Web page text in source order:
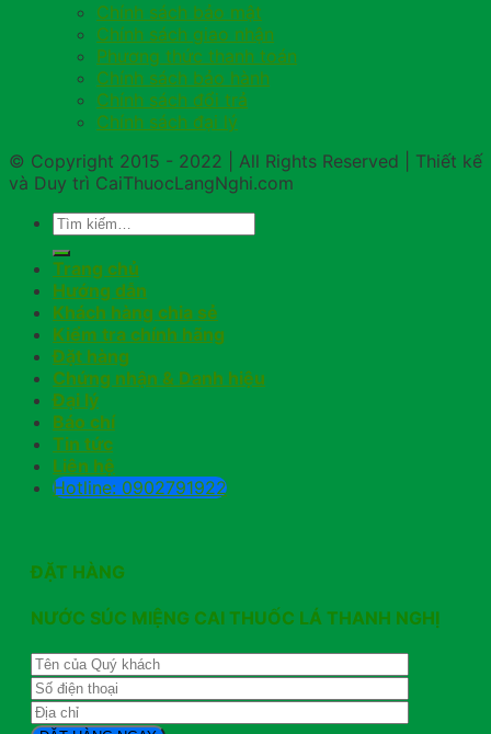
Chính sách bảo mật
Chính sách giao nhận
Phương thức thanh toán
Chính sách bảo hành
Chính sách đổi trả
Chính sách đại lý
© Copyright 2015 - 2022 | All Rights Reserved | Thiết kế
và Duy trì CaiThuocLangNghi.com
Trang chủ
Hướng dẫn
Khách hàng chia sẻ
Kiểm tra chính hãng
Đặt hàng
Chứng nhận & Danh hiệu
Đại lý
Báo chí
Tin tức
Liên hệ
Hotline: 0902791922
ĐẶT HÀNG
NƯỚC SÚC MIỆNG CAI THUỐC LÁ THANH NGHỊ